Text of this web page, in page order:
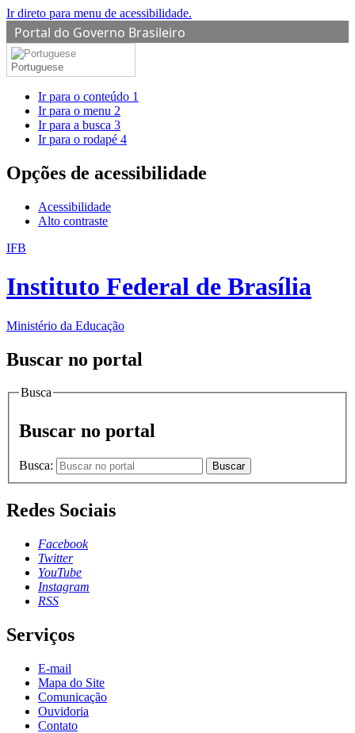
Ir direto para menu de acessibilidade.
Portal do Governo Brasileiro
Portuguese
Ir para o conteúdo 1
Ir para o menu 2
Ir para a busca 3
Ir para o rodapé 4
Opções de acessibilidade
Acessibilidade
Alto contraste
IFB
Instituto Federal de Brasília
Ministério da Educação
Buscar no portal
Busca
Buscar no portal
Busca: Buscar
Redes Sociais
Facebook
Twitter
YouTube
Instagram
RSS
Serviços
E-mail
Mapa do Site
Comunicação
Ouvidoria
Contato